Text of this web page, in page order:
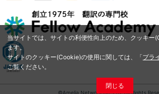
当サイトでは、サイトの利便性向上のため、クッキー
ます。
サイトのクッキー(Cookie)の使用に関しては、「プラ
ご覧ください。
閉じる
©Amelia Network Co.,Ltd. All Rights